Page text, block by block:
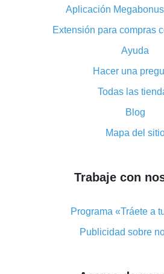
Reembolso desde la aplicación
ventajas del
¡El doble reembolso ha sido
Cómo utilizar el reembolso en
corto
Todo acerca del
cómo funciona y qué
Aplicación
Extensión para compras
Ayuda
Hacer una
Todas las
Blog
Mapa del
Trabaje con
Programa «Tráete a
Publicidad sobre